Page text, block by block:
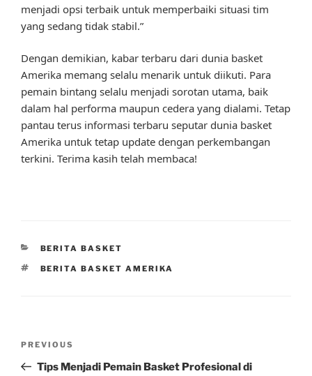
menjadi opsi terbaik untuk memperbaiki situasi tim
yang sedang tidak stabil.”
Dengan demikian, kabar terbaru dari dunia basket
Amerika memang selalu menarik untuk diikuti. Para
pemain bintang selalu menjadi sorotan utama, baik
dalam hal performa maupun cedera yang dialami. Tetap
pantau terus informasi terbaru seputar dunia basket
Amerika untuk tetap update dengan perkembangan
terkini. Terima kasih telah membaca!
CATEGORIES
BERITA BASKET
TAGS
BERITA BASKET AMERIKA
Previous
Post
PREVIOUS
Tips Menjadi Pemain Basket Profesional di